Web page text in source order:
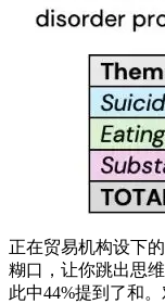
正在贸易机构设下
糊口，让你跳出思
此中44%提到了和